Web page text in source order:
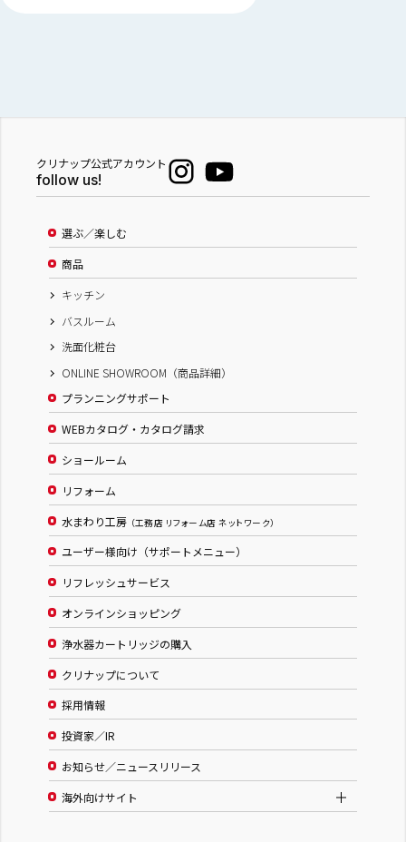
クリナップ公式アカウント
follow us!
選ぶ／楽しむ
商品
キッチン
バスルーム
洗面化粧台
ONLINE SHOWROOM（商品詳細）
プランニングサポート
WEBカタログ・カタログ請求
ショールーム
リフォーム
水まわり工房 （工務店 リフォーム店 ネットワーク）
ユーザー様向け（サポートメニュー）
リフレッシュサービス
オンラインショッピング
浄水器カートリッジの購入
クリナップについて
採用情報
投資家／IR
お知らせ／ニュースリリース
海外向けサイト